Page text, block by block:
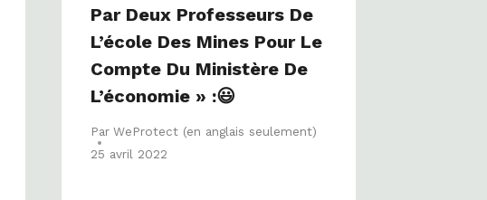
Par Deux Professeurs De
L’école Des Mines Pour Le
Compte Du Ministère De
L’économie » :😃
Par WeProtect (en anglais seulement)
25 avril 2022